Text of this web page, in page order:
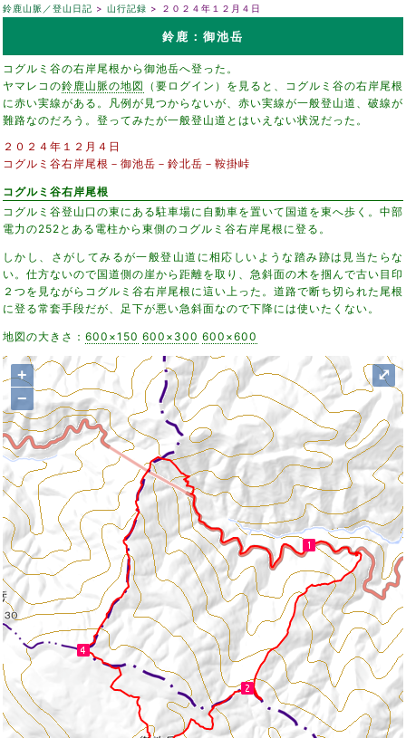
鈴鹿山脈／登山日記 山行記録 ２０２４年１２月４日
鈴鹿：御池岳
コグルミ谷の右岸尾根から御池岳へ登った。
ヤマレコの鈴鹿山脈の地図 （要ログイン）を見ると、コグルミ谷の右岸尾根
に赤い実線がある。凡例が見つからないが、赤い実線が一般登山道、破線が
難路なのだろう。登ってみたが一般登山道とはいえない状況だった。
２０２４年１２月４日
コグルミ谷右岸尾根－御池岳－鈴北岳－鞍掛峠
コグルミ谷右岸尾根
コグルミ谷登山口の東にある駐車場に自動車を置いて国道を東へ歩く。中部
電力の252とある電柱から東側のコグルミ谷右岸尾根に登る。
しかし、さがしてみるが一般登山道に相応しいような踏み跡は見当たらな
い。仕方ないので国道側の崖から距離を取り、急斜面の木を掴んで古い目印
２つを見ながらコグルミ谷右岸尾根に這い上った。道路で断ち切られた尾根
に登る常套手段だが、足下が悪い急斜面なので下降には使いたくない。
地図の大きさ： 600×150 600×300 600×600
+
−
⤢